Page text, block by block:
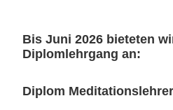
Bis Juni 2026 bieteten
Diplomlehrgang an:
Diplom